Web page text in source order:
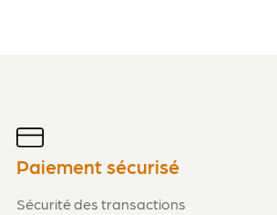
Paiement sécurisé
Sécurité des transactions